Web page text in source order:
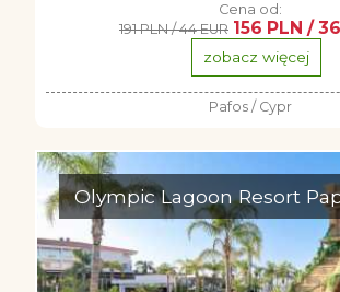
Cena od:
191 PLN / 44 EUR 156 PLN /
zobacz więcej
Pafos / Cypr
Olympic Lagoon Resort